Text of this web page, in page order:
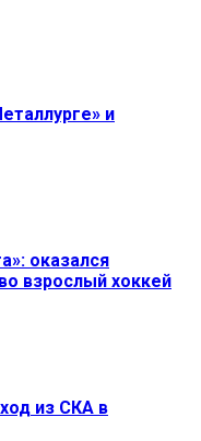
и
оказался
взрослый хоккей
из СКА в